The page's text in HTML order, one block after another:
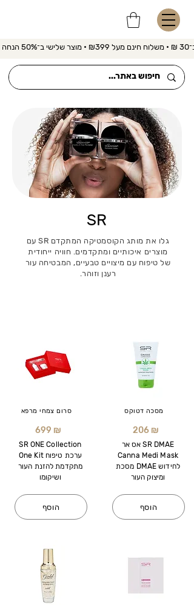
הנחה
SR
גלו את מותג הקוסמטיקה המתקדם SR עם
מוצרים איכותיים ומתקדמים. חוויה ייחודית
של טיפוח עם מיצויים טבעיים, המבטיחה עור
רענן וזוהר.
סרום צמחי מרפא
699 ₪
SR ONE Collection
One Kit ערכת טיפוח
מתקדמת להזנת העור
ושיקומו
הוסף
מסכה דטוקס
206 ₪
אס אר SR DMAE
Canna Medi Mask
מסכת DMAE לחידוש
ומיצוק העור
הוסף